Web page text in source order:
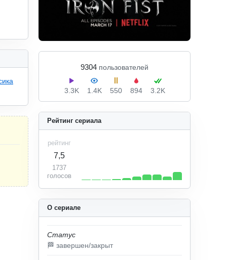
9304 пользователей
3.3K 1.4K 550 894 3.2K
О сериале
Статус
🏁 завершен/закрыт
Рейтинг сериала
рейтинг
7,5
1737
голосов